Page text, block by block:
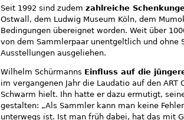
Seit 1992 sind zudem zahlreiche
Ostwall, dem Ludwig Museum Köln, dem
Bedingungen übereignet worden. Weit über
von dem Sammlerpaar unentgeltlich und
Ausstellungen ausgeliehen.
Wilhelm Schürmanns Einfluss auf die
im vergangenen Jahr die Laudatio auf den ART
Schwarm hielt. Ihn hatte er dazu ermutigt,
gestalten: „Als Sammler kann man keine
unterwegs ist. Ist man früh dabei, hat das mit